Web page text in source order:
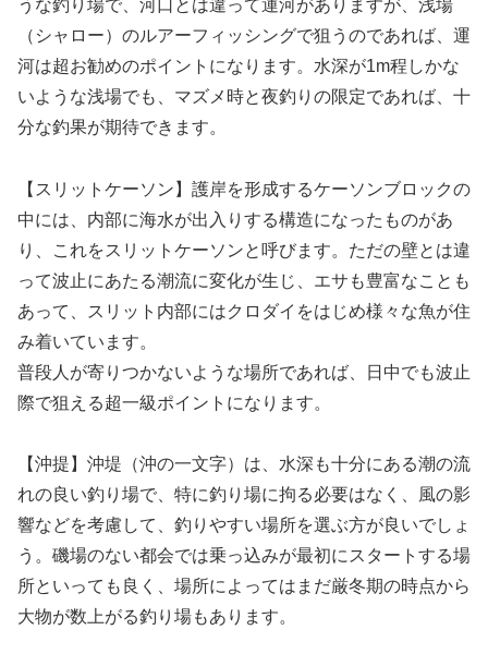
うな釣り場で、河口とは違って運河がありますが、浅場
（シャロー）のルアーフィッシングで狙うのであれば、運
河は超お勧めのポイントになります。水深が1m程しかな
いような浅場でも、マズメ時と夜釣りの限定であれば、十
分な釣果が期待できます。
【スリットケーソン】護岸を形成するケーソンブロックの
中には、内部に海水が出入りする構造になったものがあ
り、これをスリットケーソンと呼びます。ただの壁とは違
って波止にあたる潮流に変化が生じ、エサも豊富なことも
あって、スリット内部にはクロダイをはじめ様々な魚が住
み着いています。
普段人が寄りつかないような場所であれば、日中でも波止
際で狙える超一級ポイントになります。
【沖提】沖堤（沖の一文字）は、水深も十分にある潮の流
れの良い釣り場で、特に釣り場に拘る必要はなく、風の影
響などを考慮して、釣りやすい場所を選ぶ方が良いでしょ
う。磯場のない都会では乗っ込みが最初にスタートする場
所といっても良く、場所によってはまだ厳冬期の時点から
大物が数上がる釣り場もあります。